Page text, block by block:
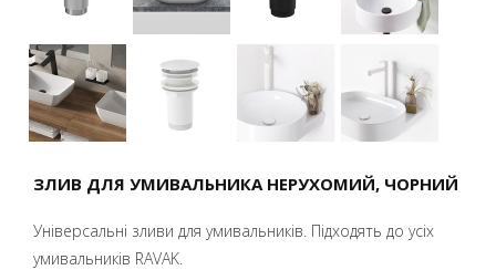
ЗЛИВ ДЛЯ УМИВАЛЬНИКА НЕРУХОМИЙ, ЧОРНИЙ
Універсальні зливи для умивальників. Підходять до усіх
умивальників RAVAK.